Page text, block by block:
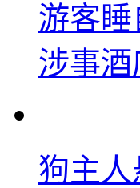
游客
涉事
狗主